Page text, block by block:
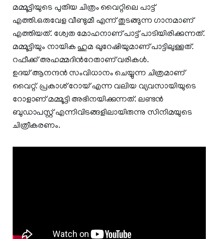
മമ്മൂട്ടിയുടെ പുതിയ ചിത്രം വൈറ്റിലെ പാട്ട്
എത്തി.ഒരുവേള വീണ്ടുമീ എന്ന് തുടങ്ങുന്ന ഗാനമാണ്
എത്തിയത്. ശ്വേത മോഹനാണ് പാട്ട് പാടിയിരിക്കുന്നത്.
മമ്മൂട്ടിയും നായിക ഹുമ ഖുറേഷിയുമാണ് പാട്ടിലുള്ളത്.
റഫീക്ക് അഹമ്മദിന്‍റേതാണ് വരികള്‍.
ഉദയ് ആനന്ദന്‍ സംവിധാനം ചെയ്യുന്ന ചിത്രമാണ്
വൈറ്റ്. പ്രകാശ് റോയ് എന്ന വലിയ വ്യവസായിയുടെ
റോളാണ് മമ്മൂട്ടി അഭിനയിക്കുന്നത്. ലണ്ടന്‍
ബുഡാപസ്റ്റ് എന്നിവിടങ്ങളിലായിരുന്നു സിനിമയുടെ
ചിത്രീകരണം.